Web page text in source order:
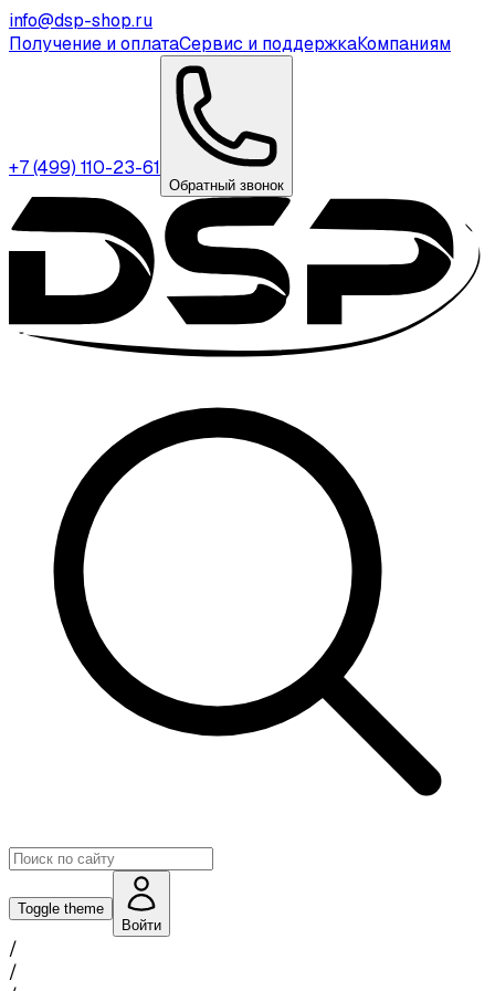
info@dsp-shop.ru
Получение и оплатаСервис и поддержкаКомпаниям
+7 (499) 110-23-61
Обратный звонок
Toggle theme
Войти
/
/